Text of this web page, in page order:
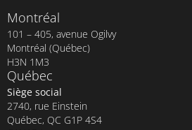
Montréal
101 – 405, avenue Ogilvy
Montréal (Québec)
H3N 1M3
Québec
Siège social
2740, rue Einstein
Québec, QC G1P 4S4